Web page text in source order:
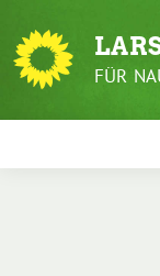
zum
Inhalt
FÜR